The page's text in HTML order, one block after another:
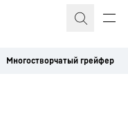
Многостворчатый грейфер